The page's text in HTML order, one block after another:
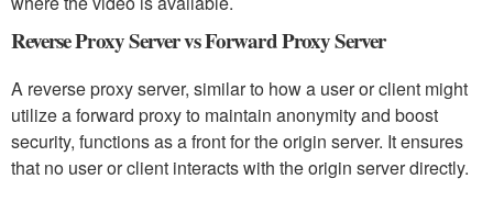
Reverse Proxy Server vs Forward Proxy Server
A reverse proxy server, similar to how a user or client might
utilize a forward proxy to maintain anonymity and boost
security, functions as a front for the origin server. It ensures
that no user or client interacts with the origin server directly.